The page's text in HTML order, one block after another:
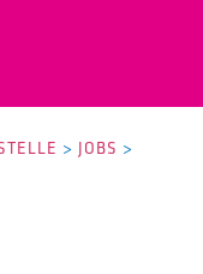
> JOBS >